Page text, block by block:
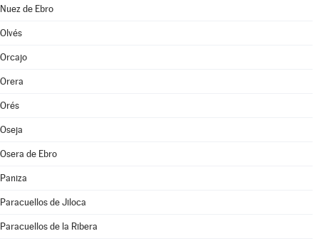
Nuez de Ebro
Olvés
Orcajo
Orera
Orés
Oseja
Osera de Ebro
Paniza
Paracuellos de Jiloca
Paracuellos de la Ribera